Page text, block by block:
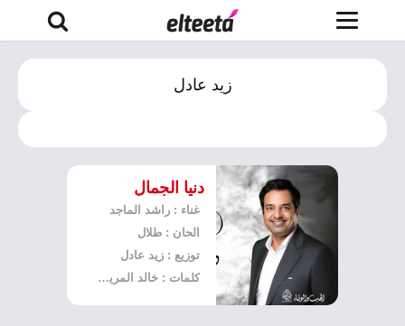
زيد عادل
دنيا الجمال
غناء : راشد الماجد
الحان : طلال
توزيع : زيد عادل
كلمات : خالد المريخي